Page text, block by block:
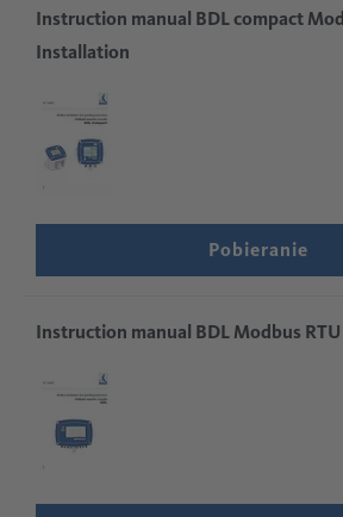
Instruction manual BDL compact
Installation
Pobieranie
Instruction manual BDL Modbus